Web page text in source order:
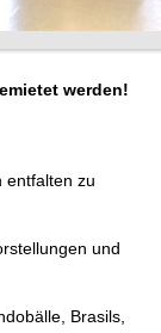
werden!
entfalten zu
und
Brasils,